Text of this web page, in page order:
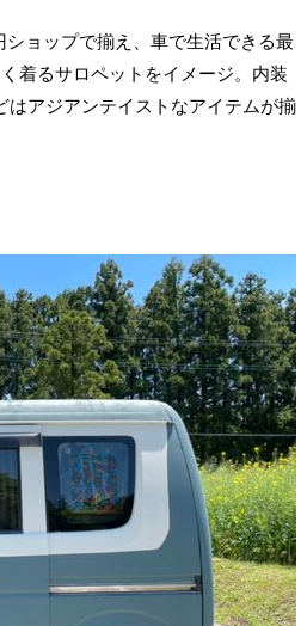
ョップで揃え、車で生活できる最
着るサロペットをイメージ。内装
アジアンテイストなアイテムが揃